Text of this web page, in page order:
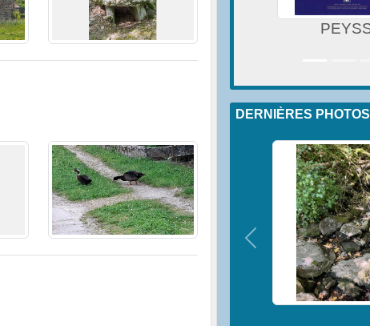
PEYSSON - Assurance
DERNIÈRES PHOTOS
Précedent